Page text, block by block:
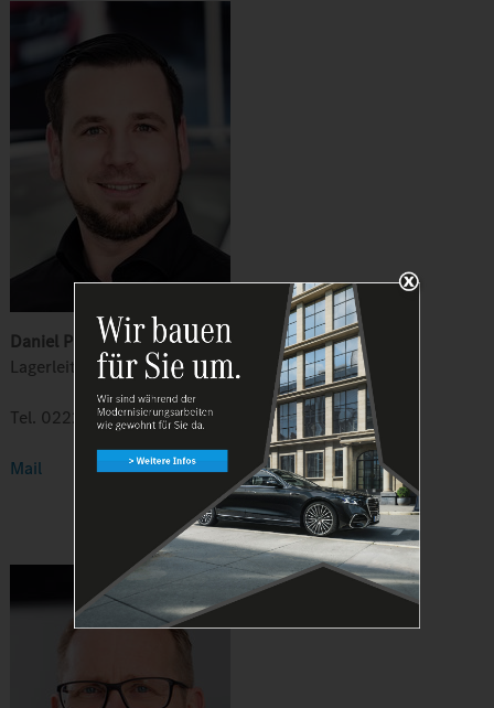
Daniel Prinz
Lagerleiter
Tel. 02226 9214-0
Mail